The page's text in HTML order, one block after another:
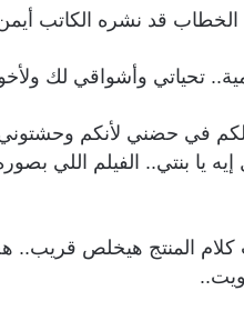
قد نشره الكاتب أيمن
تحياتي وأشواقي لك
في حضني لأنكم وحشتوني
يا بنتي.. الفيلم اللي
المنتج هيخلص قريب..